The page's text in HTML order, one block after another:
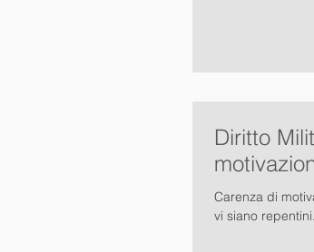
Diritto
Carenza di
vi siano